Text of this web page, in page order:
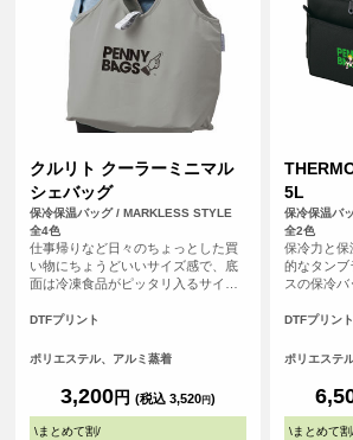
クルリト クーラーミニマル
シェバッグ
保冷保温バッグ / MARKLESS STYLE
全4色
仕事帰りなど日々のちょっとした買
い物にちょうどいいサイズ感で、底
面は冷凍食品がピッタリ入るサイズ
大容量です。内側のアルミ蒸着が取
える仕様になっております。
DTFプリント
ポリエステル、アルミ蒸着
3,200円 (税込 3,520円)
\まとめて割/
5L
保冷保温バ
全2色
保冷力と保
的なタンブ
スの保冷バ
ラー（
できる取り
合わせた
高い保冷
てくれま
DTFプリント
ポリエステ
\まとめて割